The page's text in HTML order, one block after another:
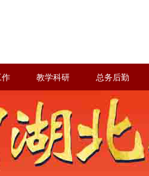
作 教学科研 总务后勤